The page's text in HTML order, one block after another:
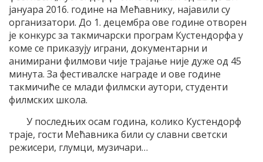
јануара 2016. године на Мећавнику, најавили су
организатори. До 1. децембра ове године отворен
је конкурс за такмичарски програм Кустендорфа у
коме се приказују играни, документарни и
анимирани филмови чије трајање није дуже од 45
минута. За фестивалске награде и ове године
такмичиће се млади филмски аутори, студенти
филмских школа.
У последњих осам година, колико Кустендорф
траје, гости Мећавника били су славни светски
режисери, глумци, музичари…